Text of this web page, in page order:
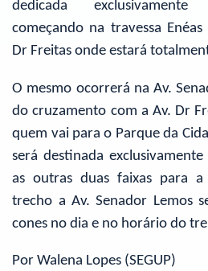
dedicada
começando na travessa
Dr Freitas onde estará
O mesmo ocorrerá na Av.
do cruzamento com a Av. Dr
quem vai para o Parque da
será destinada
as outras duas faixas para a
trecho a Av. Senador Lemos
cones no dia e no horário do
Por Walena Lopes (SEGUP)